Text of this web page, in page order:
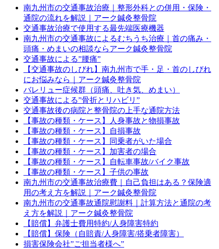
南九州市の交通事故治療｜整形外科との併用・保険・
通院の流れを解説｜アーク鍼灸整骨院
交通事故治療で使用する最先端医療機器
南九州市の交通事故によるむちうち治療｜首の痛み・
頭痛・めまいの相談ならアーク鍼灸整骨院
交通事故による”腰痛”
【交通事故のしびれ】南九州市で手・足・首のしびれ
にお悩みなら｜アーク鍼灸整骨院
バレリュー症候群（頭痛、吐き気、めまい）
交通事故による”骨折とリハビリ”
交通事故後の病院と整骨院の上手な通院方法
【事故の種類・ケース】人身事故と物損事故
【事故の種類・ケース】自損事故
【事故の種類・ケース】同乗者がいた場合
【事故の種類・ケース】加害者の場合
【事故の種類・ケース】自転車事故/バイク事故
【事故の種類・ケース】子供の事故
南九州市の交通事故治療費｜自己負担はある？保険適
用の考え方を解説｜アーク鍼灸整骨院
南九州市の交通事故通院慰謝料｜計算方法と通院の考
え方を解説｜アーク鍼灸整骨院
【賠償】弁護士費用特約/人身障害特約
【賠償】保険（自賠責/人身障害/搭乗者障害）
損害保険会社”ご担当者様へ”